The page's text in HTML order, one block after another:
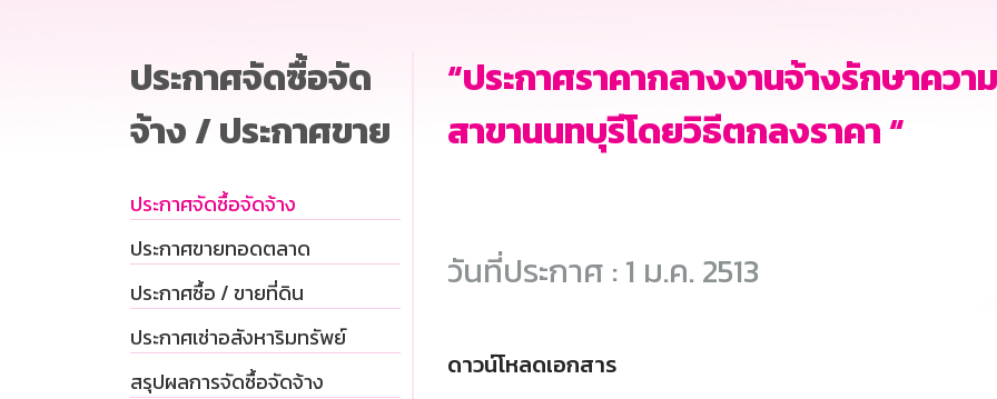
ประกาศจัดซื้อจัด
จ้าง / ประกาศขาย
ประกาศจัดซื้อจัดจ้าง
ประกาศขายทอดตลาด
ประกาศซื้อ / ขายที่ดิน
ประกาศเช่าอสังหาริมทรัพย์
สรุปผลการจัดซื้อจัดจ้าง
“ประกาศราคากลางงานจ้างรักษาคว
สาขานนทบุรีโดยวิธีตกลงราคา “
วันที่ประกาศ : 1 ม.ค. 2513
ดาวน์โหลดเอกสาร